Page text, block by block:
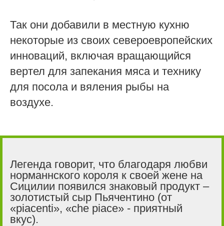
Так они добавили в местную кухню
некоторые из своих североевропейских
инноваций, включая вращающийся
вертел для запекания мяса и технику
для посола и вяления рыбы на
воздухе.
Легенда говорит, что благодаря любви
норманнского короля к своей жене на
Сицилии появился знаковый продукт –
золотистый сыр Пьячентино (от
«piacenti», «che piace» - приятный
вкус).